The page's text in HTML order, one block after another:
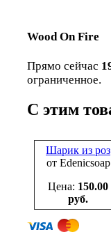
Wood On Fire
Прямо сейчас
ограниченное.
С этим
Шарик из роз
от Edenicsoap
Цена: 150.00
руб.